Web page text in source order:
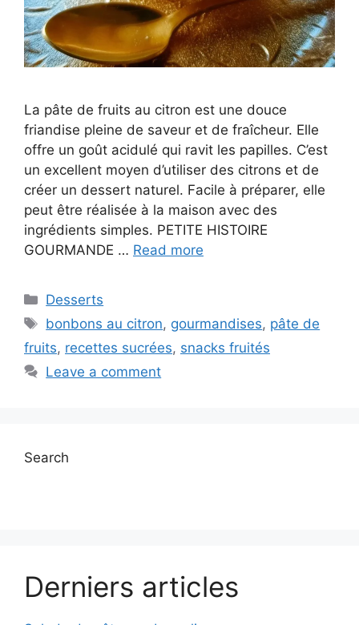
La pâte de fruits au citron est une douce
friandise pleine de saveur et de fraîcheur. Elle
offre un goût acidulé qui ravit les papilles. C’est
un excellent moyen d’utiliser des citrons et de
créer un dessert naturel. Facile à préparer, elle
peut être réalisée à la maison avec des
ingrédients simples. PETITE HISTOIRE
GOURMANDE … Read more
Categories
Desserts
Tags
bonbons au citron, gourmandises, pâte de
fruits, recettes sucrées, snacks fruités
Leave a comment
Search
Derniers articles